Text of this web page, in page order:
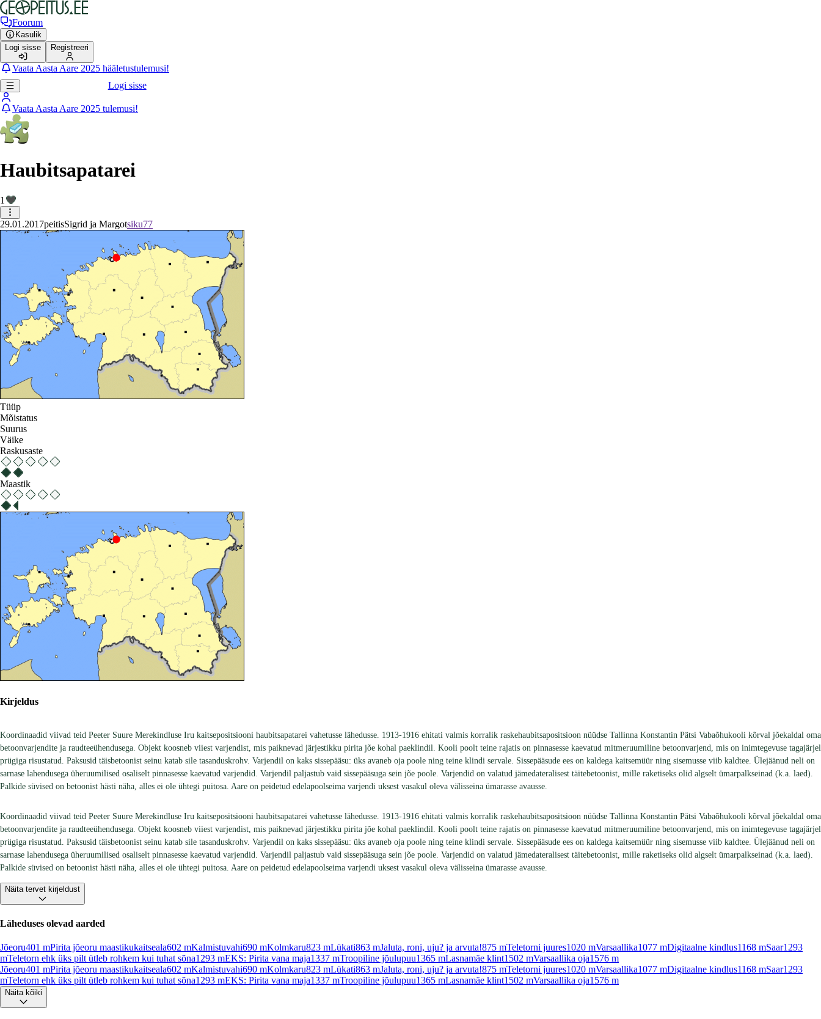
Foorum
Kasulik
Logi sisse
Registreeri
Vaata Aasta Aare 2025 hääletustulemusi!
Logi sisse
Vaata Aasta Aare 2025 tulemusi!
Haubitsapatarei
1
29.01.2017peitisSigrid ja Margotsiku77
Tüüp
Mõistatus
Suurus
Väike
Raskusaste
Maastik
Kirjeldus
Koordinaadid viivad teid Peeter Suure Merekindluse Iru kaitsepositsiooni haubitsapatarei vahetusse lähedusse. 1913-1916 ehitati valmis korralik raskehaubitsapositsioon nüüdse Tallinna Konstantin Pätsi Vabaõhukooli kõrval jõekaldal oma
betoonvarjendite ja raudteeühendusega. Objekt koosneb viiest varjendist, mis paiknevad järjestikku pirita jõe kohal paeklindil. Kooli poolt teine rajatis on pinnasesse kaevatud mitmeruumiline betoonvarjend, mis on inimtegevuse tagajärjel
prügiga risustatud. Paksusid täisbetoonist seinu katab sile tasanduskrohv. Varjendil on kaks sissepääsu: üks avaneb oja poole ning teine klindi servale. Sissepääsude ees on kaldega kaitsemüür ning sisemusse viib kaldtee. Ülejäänud neli on
sarnase lahendusega üheruumilised osaliselt pinnasesse kaevatud varjendid. Varjendil paljastub vaid sissepääsuga sein jõe poole. Varjendid on valatud jämedateralisest täitebetoonist, mille raketiseks olid algselt ümarpalkseinad (k.a. laed).
Palkide süvised on betoonist hästi näha, alles ei ole ühtegi puitosa. Aare on peidetud edelapoolseima varjendi uksest vasakul oleva välisseina ümarasse avausse.
Koordinaadid viivad teid Peeter Suure Merekindluse Iru kaitsepositsiooni haubitsapatarei vahetusse lähedusse. 1913-1916 ehitati valmis korralik raskehaubitsapositsioon nüüdse Tallinna Konstantin Pätsi Vabaõhukooli kõrval jõekaldal oma
betoonvarjendite ja raudteeühendusega. Objekt koosneb viiest varjendist, mis paiknevad järjestikku pirita jõe kohal paeklindil. Kooli poolt teine rajatis on pinnasesse kaevatud mitmeruumiline betoonvarjend, mis on inimtegevuse tagajärjel
prügiga risustatud. Paksusid täisbetoonist seinu katab sile tasanduskrohv. Varjendil on kaks sissepääsu: üks avaneb oja poole ning teine klindi servale. Sissepääsude ees on kaldega kaitsemüür ning sisemusse viib kaldtee. Ülejäänud neli on
sarnase lahendusega üheruumilised osaliselt pinnasesse kaevatud varjendid. Varjendil paljastub vaid sissepääsuga sein jõe poole. Varjendid on valatud jämedateralisest täitebetoonist, mille raketiseks olid algselt ümarpalkseinad (k.a. laed).
Palkide süvised on betoonist hästi näha, alles ei ole ühtegi puitosa. Aare on peidetud edelapoolseima varjendi uksest vasakul oleva välisseina ümarasse avausse.
Näita tervet kirjeldust
Läheduses olevad aarded
Jõeoru401 mPirita jõeoru maastikukaitseala602 mKalmistuvahi690 mKolmkaru823 mLükati863 mJaluta, roni, uju? ja arvuta!875 mTeletorni juures1020 mVarsaallika1077 mDigitaalne kindlus1168 mSaar1293
mTeletorn ehk üks pilt ütleb rohkem kui tuhat sõna1293 mEKS: Pirita vana maja1337 mTroopiline jõulupuu1365 mLasnamäe klint1502 mVarsaallika oja1576 m
Jõeoru401 mPirita jõeoru maastikukaitseala602 mKalmistuvahi690 mKolmkaru823 mLükati863 mJaluta, roni, uju? ja arvuta!875 mTeletorni juures1020 mVarsaallika1077 mDigitaalne kindlus1168 mSaar1293
mTeletorn ehk üks pilt ütleb rohkem kui tuhat sõna1293 mEKS: Pirita vana maja1337 mTroopiline jõulupuu1365 mLasnamäe klint1502 mVarsaallika oja1576 m
Näita kõiki